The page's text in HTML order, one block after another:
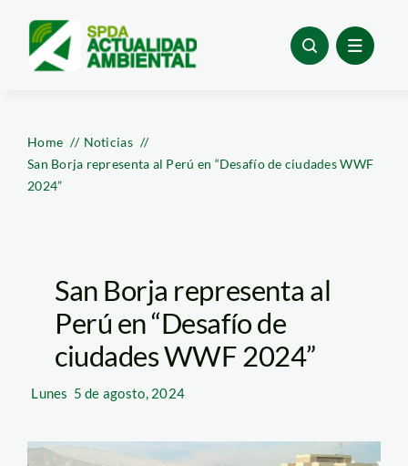
content
Home
Noticias
San Borja representa al Perú en “Desafío de ciudades WWF
2024”
San Borja representa al
Perú en “Desafío de
ciudades WWF 2024”
Lunes 5 de agosto, 2024